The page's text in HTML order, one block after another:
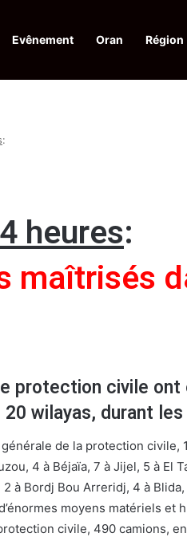
Evênement Oran Région
financières aux
:
heures:
maîtrisés
protection civile
20 wilayas, durant
de la protection civile,
4 à Béjaïa, 7 à Jijel, 5 à El
2 à Bordj Bou Arreridj, 4 à
moyens matériels et
civile, 490 camions,